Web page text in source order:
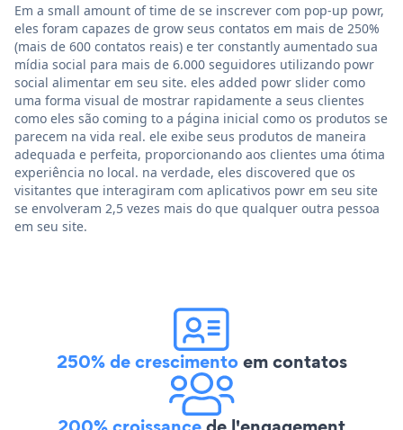
Em a small amount of time de se inscrever com pop-up powr,
eles foram capazes de grow seus contatos em mais de 250%
(mais de 600 contatos reais) e ter constantly aumentado sua
mídia social para mais de 6.000 seguidores utilizando powr
social alimentar em seu site. eles added powr slider como
uma forma visual de mostrar rapidamente a seus clientes
como eles são coming to a página inicial como os produtos se
parecem na vida real. ele exibe seus produtos de maneira
adequada e perfeita, proporcionando aos clientes uma ótima
experiência no local. na verdade, eles discovered que os
visitantes que interagiram com aplicativos powr em seu site
se envolveram 2,5 vezes mais do que qualquer outra pessoa
em seu site.
250% de crescimentoem contatos